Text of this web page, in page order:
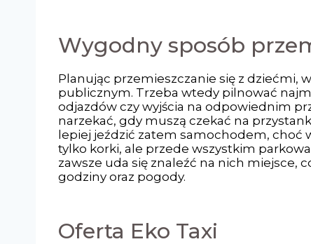
Wygodny sposób
Planując przemieszczanie się z
publicznym. Trzeba wtedy pilnować
odjazdów czy wyjścia na odpowiednim
narzekać, gdy muszą czekać na
lepiej jeździć zatem samochodem, choć
tylko korki, ale przede wszystkim
zawsze uda się znaleźć na nich miejsce,
godziny oraz pogody.
Oferta Eko Taxi